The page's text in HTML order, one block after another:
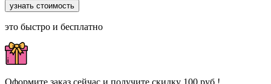
узнать стоимость
это быстро и бесплатно